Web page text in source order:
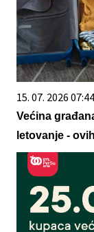
15. 07. 2026 07:44
Većina
letovanje -